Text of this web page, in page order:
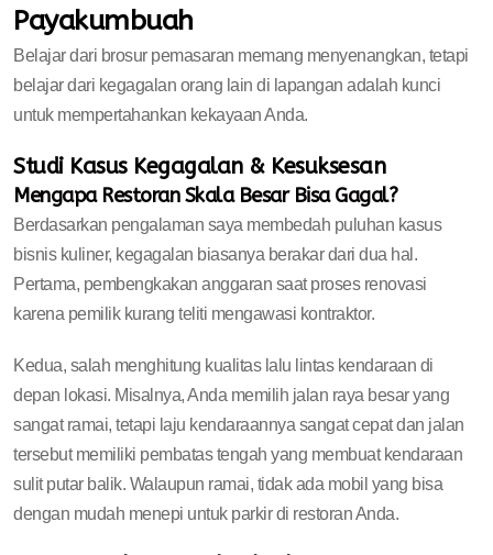
Payakumbuah
Belajar dari brosur pemasaran memang menyenangkan, tetapi
belajar dari kegagalan orang lain di lapangan adalah kunci
untuk mempertahankan kekayaan Anda.
Studi Kasus Kegagalan & Kesuksesan
Mengapa Restoran Skala Besar Bisa Gagal?
Berdasarkan pengalaman saya membedah puluhan kasus
bisnis kuliner, kegagalan biasanya berakar dari dua hal.
Pertama, pembengkakan anggaran saat proses renovasi
karena pemilik kurang teliti mengawasi kontraktor.
Kedua, salah menghitung kualitas lalu lintas kendaraan di
depan lokasi. Misalnya, Anda memilih jalan raya besar yang
sangat ramai, tetapi laju kendaraannya sangat cepat dan jalan
tersebut memiliki pembatas tengah yang membuat kendaraan
sulit putar balik. Walaupun ramai, tidak ada mobil yang bisa
dengan mudah menepi untuk parkir di restoran Anda.